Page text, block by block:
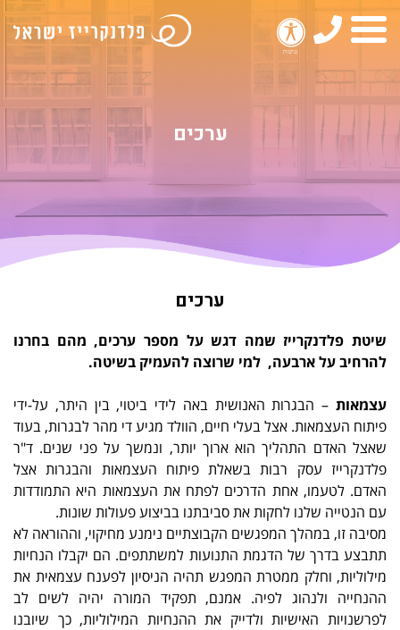
תפריט
טלפון
ערכים
ערכים
שיטת פלדנקרייז שמה דגש על מספר ערכים, מהם בחרנו
להרחיב על ארבעה, למי שרוצה להעמיק בשיטה.
עצמאות – הבגרות האנושית באה לידי ביטוי, בין היתר, על-ידי
פיתוח העצמאות. אצל בעלי חיים, הוולד מגיע די מהר לבגרות, בעוד
שאצל האדם התהליך הוא ארוך יותר, ונמשך על פני שנים. ד"ר
פלדנקרייז עסק רבות בשאלת פיתוח העצמאות והבגרות אצל
האדם. לטעמו, אחת הדרכים לפתח את העצמאות היא התמודדות
עם הנטייה שלנו לחקות את סביבתנו בביצוע פעולות שונות.
מסיבה זו, במהלך המפגשים הקבוצתיים נימנע מחיקוי, וההוראה לא
תתבצע בדרך של הדגמת התנועות למשתתפים. הם יקבלו הנחיות
מילוליות, וחלק ממטרת המפגש תהיה הניסיון לפענח עצמאית את
ההנחייה ולנהוג לפיה. אמנם, תפקיד המורה יהיה לשים לב
לפרשנויות האישיות ולדייק את ההנחיות המילוליות, כך שיובנו